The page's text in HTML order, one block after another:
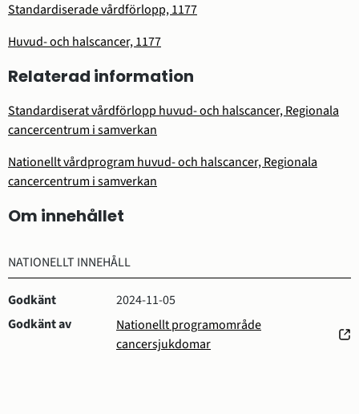
Standardiserade vårdförlopp, 1177
Huvud- och halscancer, 1177
Relaterad information
Standardiserat vårdförlopp huvud- och halscancer, Regionala
cancercentrum i samverkan
Nationellt vårdprogram huvud- och halscancer, Regionala
cancercentrum i samverkan
Om innehållet
NATIONELLT INNEHÅLL
Godkänt
2024-11-05
Godkänt av
Nationellt programområde
cancersjukdomar
(öppnas